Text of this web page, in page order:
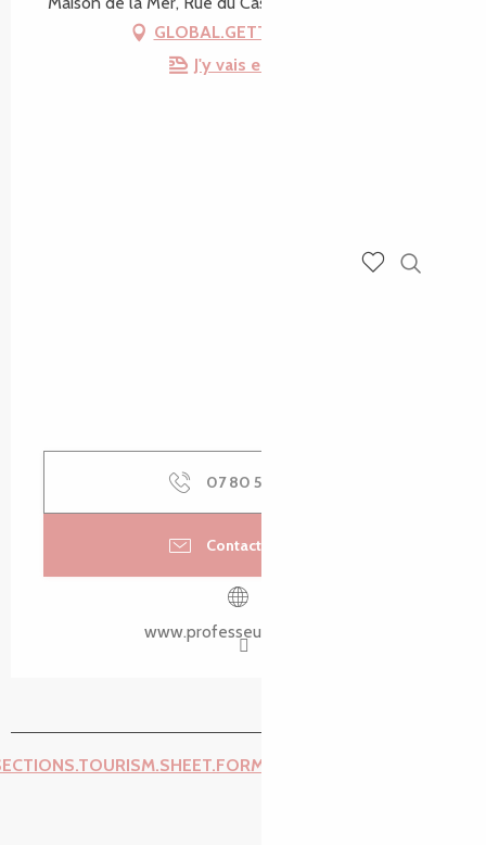
GLOBAL.GETTING_THERE
J'y vais en train !
07 80 53 10
Contactez-nous
www.professeurbuzug.bzh